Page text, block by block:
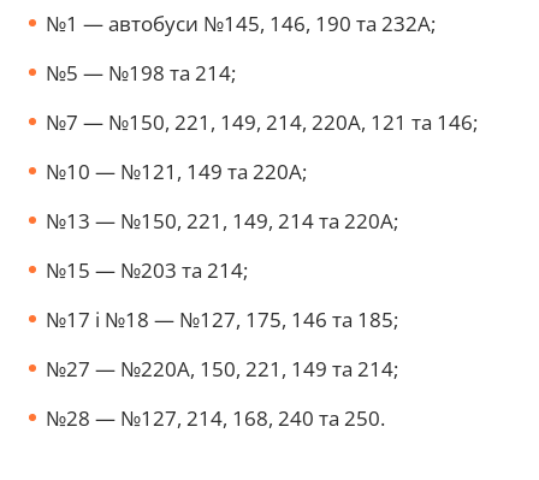
№1 — автобуси №145, 146, 190 та 232А;
№5 — №198 та 214;
№7 — №150, 221, 149, 214, 220А, 121 та 146;
№10 — №121, 149 та 220А;
№13 — №150, 221, 149, 214 та 220А;
№15 — №203 та 214;
№17 і №18 — №127, 175, 146 та 185;
№27 — №220А, 150, 221, 149 та 214;
№28 — №127, 214, 168, 240 та 250.